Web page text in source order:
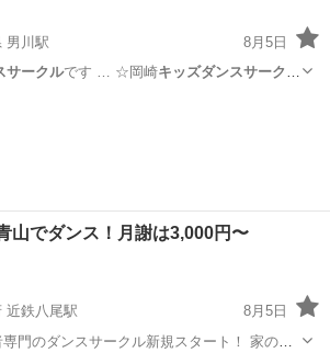
男川駅
8月5日
サークル です … ☆岡崎キッズダンスサークル
山でダンス！月謝は3,000円〜
近鉄八尾駅
8月5日
のダンスサークル新規スタート！ 家の近